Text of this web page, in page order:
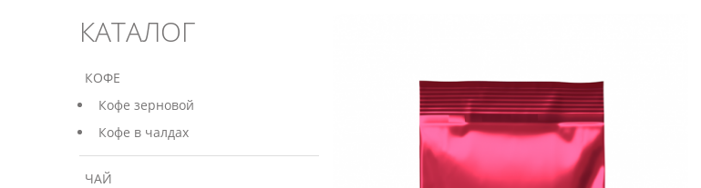
КАТАЛОГ
КОФЕ
Кофе зерновой
Кофе в чалдах
ЧАЙ